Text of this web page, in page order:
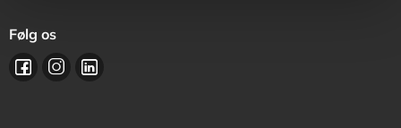
Følg os